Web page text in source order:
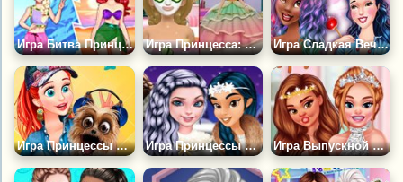
Игра Битва Принцесс Лето Против Зимы Игра Принцесса: Макияж и Наряд Игра Сладкая Вечеринка с Принцессами
Игра Принцессы и Фото Конкурс Игра Принцессы Катаются на Коньках Игра Выпускной в Колледже Принцесс